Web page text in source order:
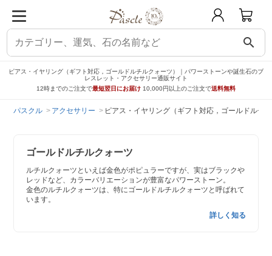
search
ピアス・イヤリング（ギフト対応，ゴールドルチルクォーツ）｜パワーストーンや誕生石のブ
レスレット・アクセサリー通販サイト
12時までのご注文で最短翌日にお届け 10,000円以上のご注文で送料無料
パスクル アクセサリー ピアス・イヤリング（ギフト対応，ゴールドルチ
ゴールドルチルクォーツ
ルチルクォーツといえば金色がポピュラーですが、実はブラックや
レッドなど、カラーバリエーションが豊富なパワーストーン。
金色のルチルクォーツは、特にゴールドルチルクォーツと呼ばれて
います。
詳しく知る